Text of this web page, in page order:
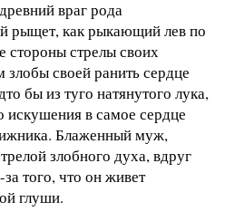
враг рода
рыщет, как рыкающий лев по
стороны стрелы своих
своей ранить сердце
бы из туго натянутого лука,
искушения в самое сердце
Блаженный муж,
злобного духа, вдруг
того, что он живет
глуши.